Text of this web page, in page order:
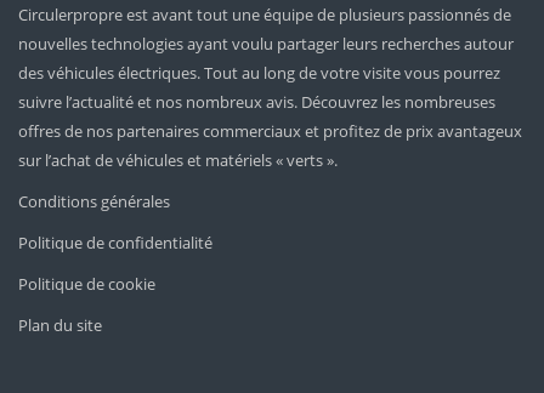
Circulerpropre est avant tout une équipe de plusieurs passionnés de
nouvelles technologies ayant voulu partager leurs recherches autour
des véhicules électriques. Tout au long de votre visite vous pourrez
suivre l’actualité et nos nombreux avis. Découvrez les nombreuses
offres de nos partenaires commerciaux et profitez de prix avantageux
sur l’achat de véhicules et matériels « verts ».
Conditions générales
Politique de confidentialité
Politique de cookie
Plan du site